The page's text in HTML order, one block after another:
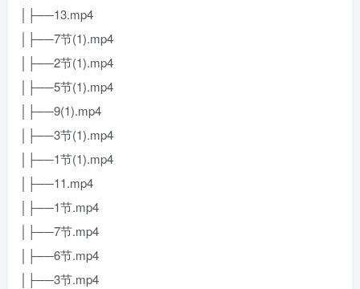
│├──13.mp4
│├──7节(1).mp4
│├──2节(1).mp4
│├──5节(1).mp4
│├──9(1).mp4
│├──3节(1).mp4
│├──1节(1).mp4
│├──11.mp4
│├──1节.mp4
│├──7节.mp4
│├──6节.mp4
│├──3节.mp4